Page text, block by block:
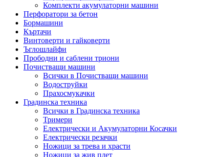
Комплекти акумулаторни машини
Перфоратори за бетон
Бормашини
Къртачи
Винтоверти и гайковерти
Ъглошлайфи
Прободни и саблени триони
Почистващи машини
Всички в Почистващи машини
Водоструйки
Прахосмукачки
Градинска техника
Всички в Градинска техника
Тримери
Електрически и Акумулаторни Косачки
Електрически резачки
Ножици за трева и храсти
Ножици за жив плет